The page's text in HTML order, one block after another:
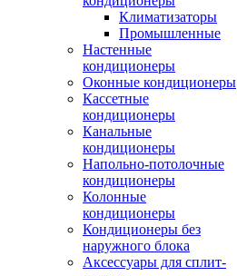
Климатизаторы
Промышленные
Настенные
кондиционеры
Оконные кондиционеры
Кассетные
кондиционеры
Канальные
кондиционеры
Напольно-потолочные
кондиционеры
Колонные
кондиционеры
Кондиционеры без
наружного блока
Аксессуары для сплит-